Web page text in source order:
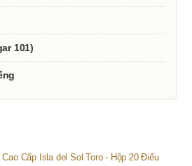
101)
Cấp Isla del Sol Toro - Hộp 20 Điếu